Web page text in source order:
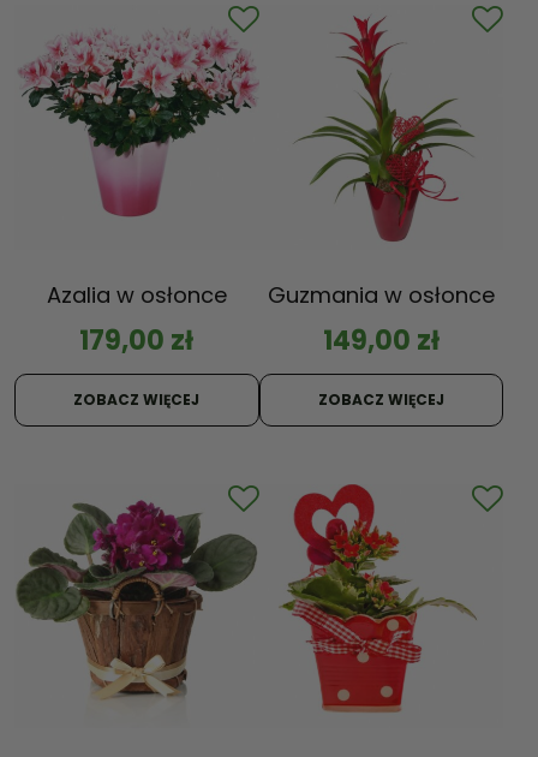
Azalia w osłonce
179,00 zł
ZOBACZ WIĘCEJ
Guzmania w osłonce
149,00 zł
ZOBACZ WIĘCEJ